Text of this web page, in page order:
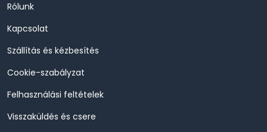
Rólunk
Kapcsolat
Szállítás és kézbesítés
Cookie-szabályzat
Felhasználási feltételek
Visszaküldés és csere